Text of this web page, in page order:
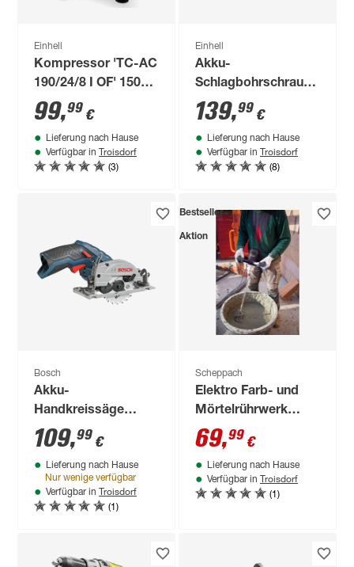
Einhell
Kompressor 'TC-AC
190/24/8 I OF' 1500
W
99,99 €
Lieferung nach Hause
Verfügbar in Troisdorf
(3)
Einhell
Akku-
Schlagbohrschrauber
'TP-CD 18/50 Li-i
BL' mit 2 Akkus
139,99 €
Lieferung nach Hause
Verfügbar in Troisdorf
(8)
Bosch
Akku-
Handkreissäge
'Professional GKS
12V-26' 12 V ohne
Akku, Ø 85 mm
109,99 €
Lieferung nach Hause
Nur wenige verfügbar
Verfügbar in Troisdorf
(1)
Bestseller
Aktion
Scheppach
Elektro Farb- und
Mörtelrührwerk
'TRW1200' 1200 W
inkl. 2 Rührstäben
69,99 €
Lieferung nach Hause
Verfügbar in Troisdorf
(1)